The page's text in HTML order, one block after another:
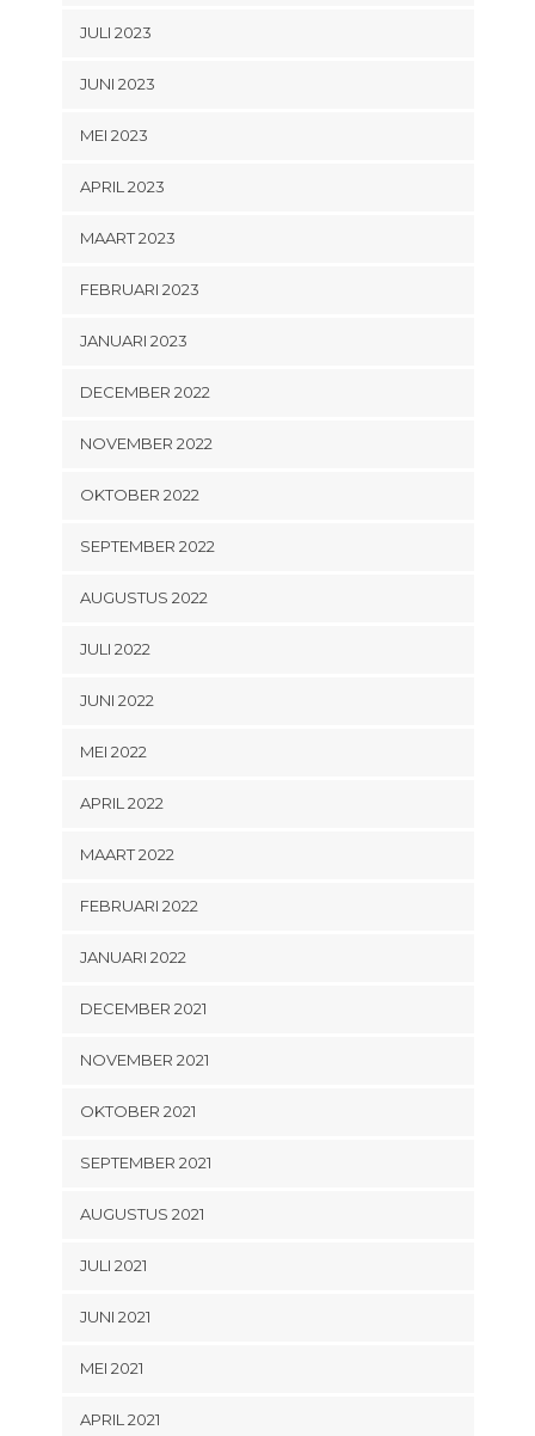
JULI 2023
JUNI 2023
MEI 2023
APRIL 2023
MAART 2023
FEBRUARI 2023
JANUARI 2023
DECEMBER 2022
NOVEMBER 2022
OKTOBER 2022
SEPTEMBER 2022
AUGUSTUS 2022
JULI 2022
JUNI 2022
MEI 2022
APRIL 2022
MAART 2022
FEBRUARI 2022
JANUARI 2022
DECEMBER 2021
NOVEMBER 2021
OKTOBER 2021
SEPTEMBER 2021
AUGUSTUS 2021
JULI 2021
JUNI 2021
MEI 2021
APRIL 2021